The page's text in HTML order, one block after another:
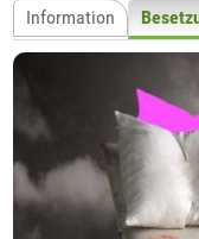
Information